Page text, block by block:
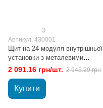
3
Артикул: 430001
Щит на 24 модуля внутрішньої
установки з металевими
дверима HAGER VOLTA
2 091.16 грн/шт. 2 945.29 грн
Купити